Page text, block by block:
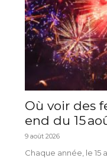
Où voir des
end du 15
9 août 2026
Chaque année, le 15